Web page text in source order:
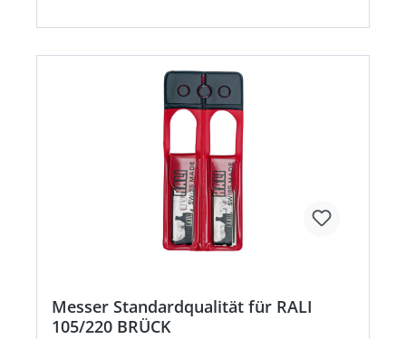
Messer Standardqualität für RALI
105/220 BRÜCK